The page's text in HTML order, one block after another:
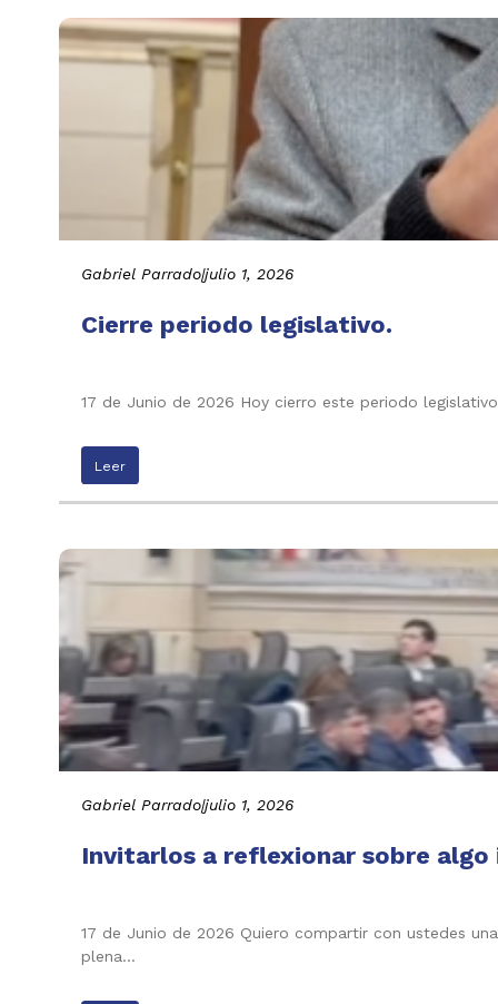
Gabriel Parrado|julio 1, 2026
Cierre periodo legislativo.
17 de Junio de 2026 Hoy cierro este periodo
Leer
Gabriel Parrado|julio 1, 2026
Invitarlos a reflexionar sobre
17 de Junio de 2026 Quiero compartir con ustedes
plena…